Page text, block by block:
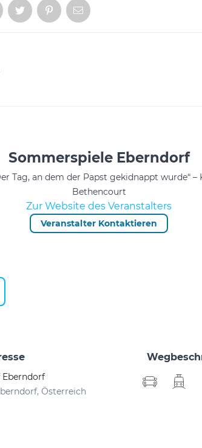
Sommerspiele Eberndorf
Tag, an dem der Papst gekidnappt wurde“ –
Bethencourt
Zur Website des Veranstalters
Veranstalter Kontaktieren
Österreich